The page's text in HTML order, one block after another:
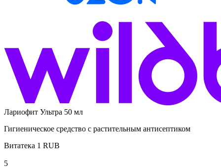
Лариофит Ультра 50 мл
Гигиеническое средство с растительным антисептиком
Витатека 1 RUB
5